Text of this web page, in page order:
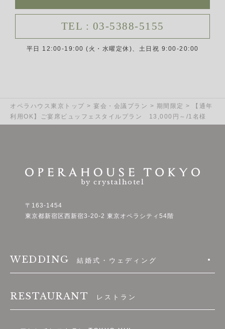
TEL : 03-5388-5155
平日 12:00-19:00 (火・水曜定休)、土日祝 9:00-20:00
オペラハウス東京トップ > 宴会・会議プラン > 期間限定 >
【通年
利用OK】ご宴席ビュッフェスタイルプラン 13,000円～/1名様
by crystalhotel
〒163-1454
東京都新宿区西新宿3-20-2 東京オペラシティ54階
WEDDING 結婚式・ウェディング
RESTAURANT レストラン